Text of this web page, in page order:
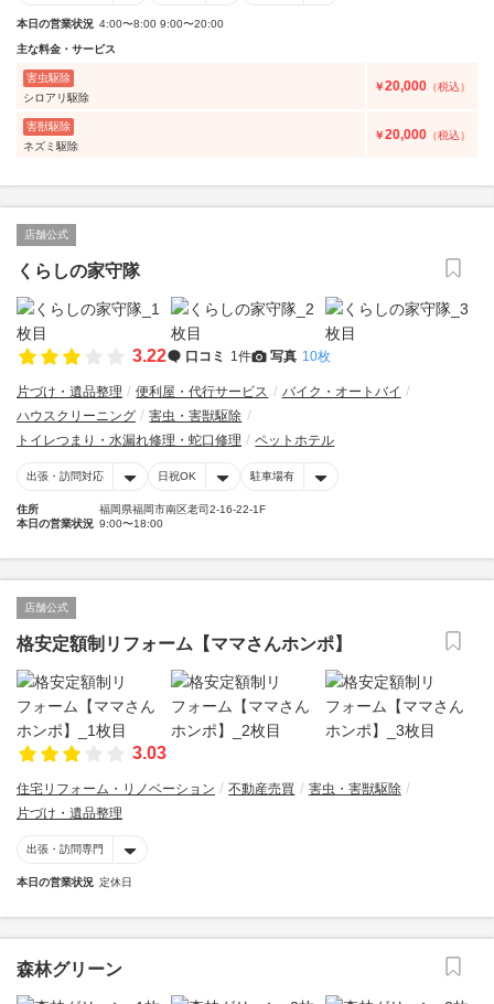
本日の営業状況 4:00〜8:00 9:00〜20:00
主な料金・サービス
害虫駆除
シロアリ駆除
￥20,000 （税込）
害獣駆除
ネズミ駆除
￥20,000 （税込）
店舗公式
くらしの家守隊
3.22 口コミ 1件 写真 10枚
片づけ・遺品整理 便利屋・代行サービス
バイク・オートバイ
ハウスクリーニング
害虫・害獣駆除
トイレつまり・水漏れ修理・蛇口修理
ペットホテル
出張・訪問対応 日祝OK 駐車場有
住所
福岡県福岡市南区老司2-16-22-1F
本日の営業状況 9:00〜18:00
店舗公式
格安定額制リフォーム【ママさんホンポ】
3.03
住宅リフォーム・リノベーション 不動産売買
害虫・害獣駆除
片づけ・遺品整理
出張・訪問専門
本日の営業状況 定休日
森林グリーン